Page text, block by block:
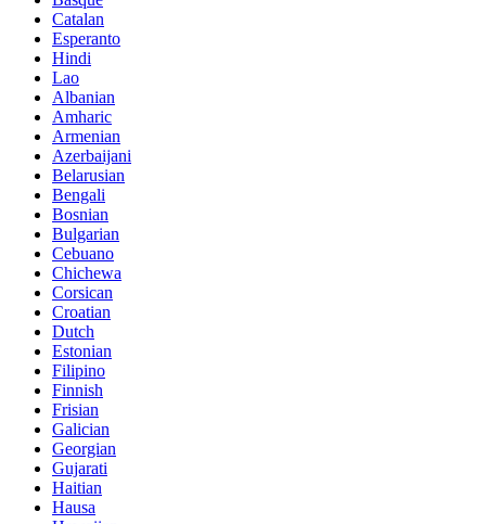
Catalan
Esperanto
Hindi
Lao
Albanian
Amharic
Armenian
Azerbaijani
Belarusian
Bengali
Bosnian
Bulgarian
Cebuano
Chichewa
Corsican
Croatian
Dutch
Estonian
Filipino
Finnish
Frisian
Galician
Georgian
Gujarati
Haitian
Hausa